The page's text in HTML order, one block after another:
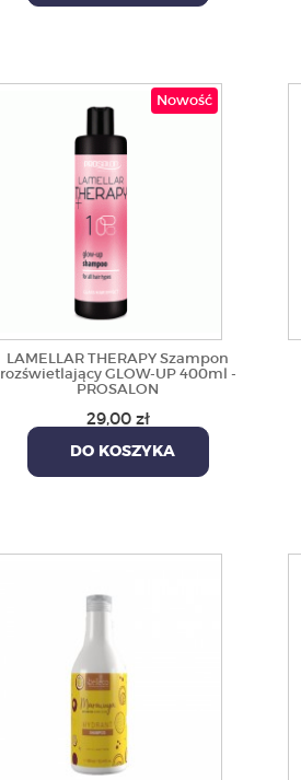
Nowość
LAMELLAR THERAPY Szampon
rozświetlający GLOW-UP 400ml -
PROSALON
29,00 zł
DO KOSZYKA